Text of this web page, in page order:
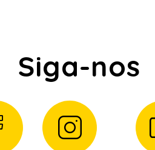
Siga-nos